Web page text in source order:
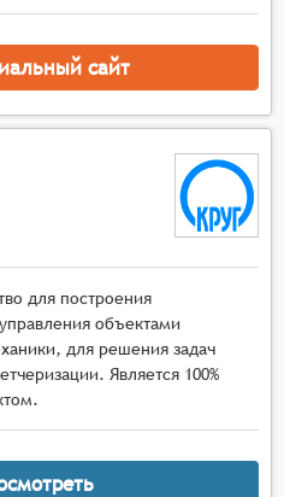
процесса, например,
папками проекта,
и версиями,
кода, обеспечивающие
преобразования
файл.
сайт
для построения
объектами
для решения задач
Является 100%